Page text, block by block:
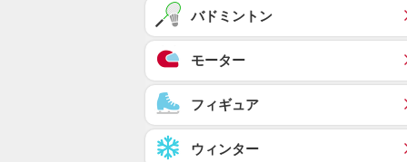
バドミントン
モーター
フィギュア
ウィンター